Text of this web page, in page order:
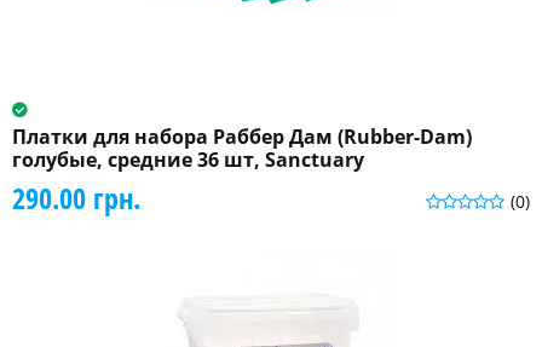
Платки для набора Раббер Дам (Rubber-Dam)
голубые, средние 36 шт, Sanctuary
(0)
290.00 грн.